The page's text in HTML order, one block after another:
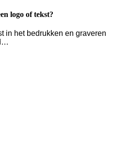
logo of tekst?
in het bedrukken en graveren